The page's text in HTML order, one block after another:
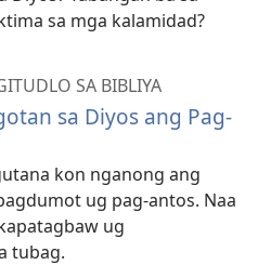
sa mga kalamidad?
SA BIBLIYA
sa Diyos ang Pag-
kon nganong ang
ug pag-antos. Naa
ug
tubag.